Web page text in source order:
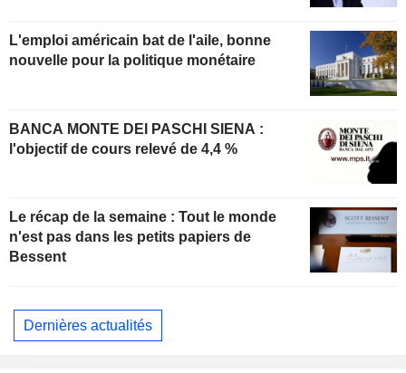
L'emploi américain bat de l'aile, bonne
nouvelle pour la politique monétaire
BANCA MONTE DEI PASCHI SIENA :
l'objectif de cours relevé de 4,4 %
Le récap de la semaine : Tout le monde
n'est pas dans les petits papiers de
Bessent
Dernières actualités